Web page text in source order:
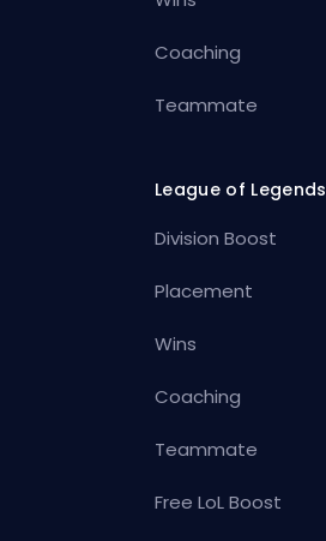
Coaching
Teammate
League of Legends
Division Boost
Placement
Wins
Coaching
Teammate
Free LoL Boost